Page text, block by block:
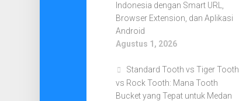
Indonesia dengan Smart URL,
Browser Extension, dan Aplikasi
Android
Agustus 1, 2026
Standard Tooth vs Tiger Tooth
vs Rock Tooth: Mana Tooth
Bucket yang Tepat untuk Medan